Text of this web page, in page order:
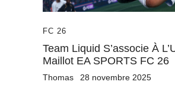
FC 26
Team Liquid S’associe À
Maillot EA SPORTS FC 26
Thomas 28 novembre 2025